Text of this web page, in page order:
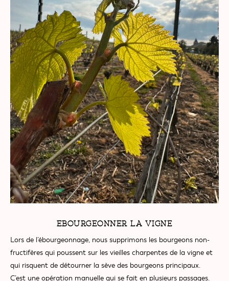
EBOURGEONNER LA VIGNE
Lors de l’ébourgeonnage, nous supprimons les bourgeons non-
fructifères qui poussent sur les vieilles charpentes de la vigne et
qui risquent de détourner la sève des bourgeons principaux.
C’est une opération manuelle qui se fait en plusieurs passages.